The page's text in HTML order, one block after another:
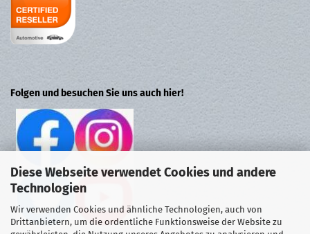
Diese Webseite verwendet Cookies und andere
Technologien
Wir verwenden Cookies und ähnliche Technologien, auch von
Drittanbietern, um die ordentliche Funktionsweise der Website zu
Folgen und besuchen Sie uns auch hier!